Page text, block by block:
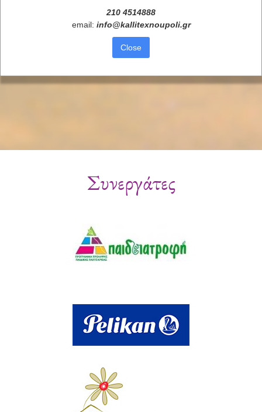
Συνεργάτες
210 4514888
email: info@kallitexnoupoli.gr
Close